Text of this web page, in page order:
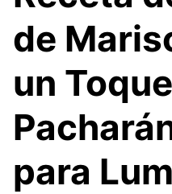
de
un
para